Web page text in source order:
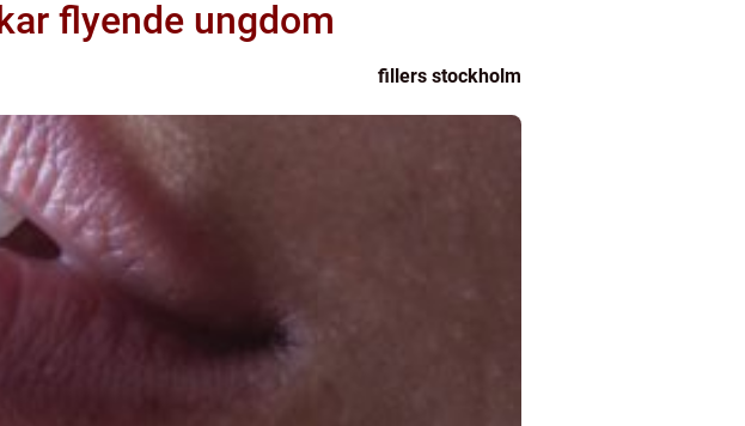
flyende ungdom
fillers stockholm